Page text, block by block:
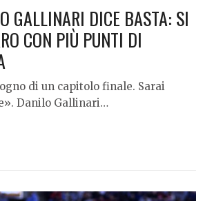
GALLINARI DICE BASTA: SI
CON PIÙ PUNTI DI
di un capitolo finale. Sarai
Danilo Gallinari…